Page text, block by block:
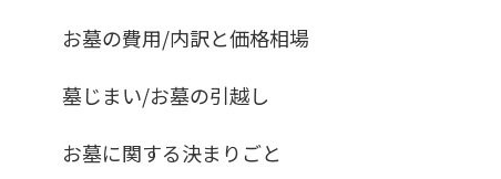
お墓の費用/内訳と価格相場
墓じまい/お墓の引越し
お墓に関する決まりごと